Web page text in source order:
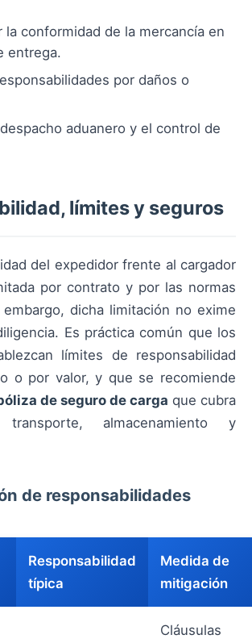
la conformidad de la mercancía en
entrega.
por daños o
aduanero y el control de
límites y seguros
del expedidor frente al cargador
por contrato y por las normas
dicha limitación no exime
Es práctica común que los
límites de responsabilidad
o por valor, y que se recomiende
de seguro de carga que cubra
almacenamiento y
de responsabilidades
Responsabilidad
típica
Medida de
mitigación
Cláusulas